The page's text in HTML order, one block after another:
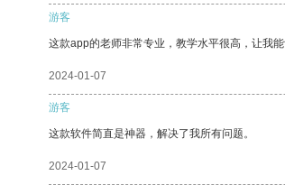
游客
这款app的老师非常专业，教学水平很高，让我能
2024-01-07
游客
这款软件简直是神器，解决了我所有问题。
2024-01-07